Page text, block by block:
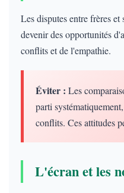
Les disputes entre frères
devenir des opportunités
conflits et de l'empathie.
Éviter : Les
parti
conflits. Ces attitudes
L'écran et les